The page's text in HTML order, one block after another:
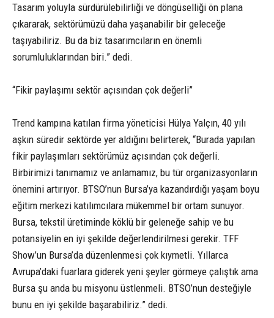
Tasarım yoluyla sürdürülebilirliği ve döngüselliği ön plana
çıkararak, sektörümüzü daha yaşanabilir bir geleceğe
taşıyabiliriz. Bu da biz tasarımcıların en önemli
sorumluluklarından biri.” dedi.
“Fikir paylaşımı sektör açısından çok değerli”
Trend kampına katılan firma yöneticisi Hülya Yalçın, 40 yılı
aşkın süredir sektörde yer aldığını belirterek, “Burada yapılan
fikir paylaşımları sektörümüz açısından çok değerli.
Birbirimizi tanımamız ve anlamamız, bu tür organizasyonların
önemini artırıyor. BTSO’nun Bursa’ya kazandırdığı yaşam boyu
eğitim merkezi katılımcılara mükemmel bir ortam sunuyor.
Bursa, tekstil üretiminde köklü bir geleneğe sahip ve bu
potansiyelin en iyi şekilde değerlendirilmesi gerekir. TFF
Show’un Bursa’da düzenlenmesi çok kıymetli. Yıllarca
Avrupa’daki fuarlara giderek yeni şeyler görmeye çalıştık ama
Bursa şu anda bu misyonu üstlenmeli. BTSO’nun desteğiyle
bunu en iyi şekilde başarabiliriz.” dedi.